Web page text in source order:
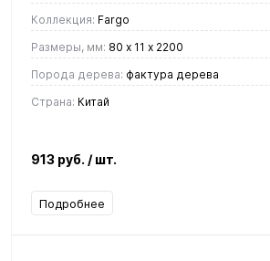
Коллекция: Fargo
Размеры, мм: 80 х 11 х 2200
Порода дерева: фактура дерева
Страна: Китай
913 руб. / шт.
Подробнее